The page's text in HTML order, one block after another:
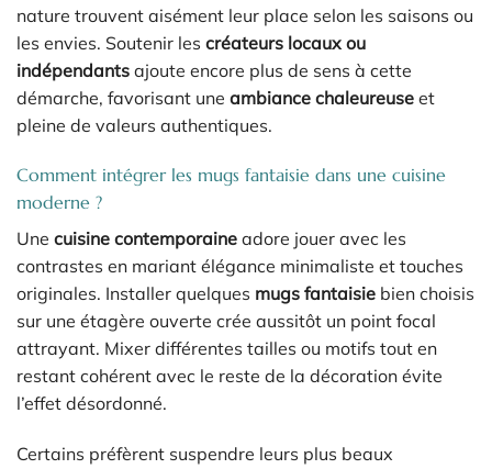
nature trouvent aisément leur place selon les saisons ou
les envies. Soutenir les créateurs locaux ou
indépendants ajoute encore plus de sens à cette
démarche, favorisant une ambiance chaleureuse et
pleine de valeurs authentiques.
Comment intégrer les mugs fantaisie dans une cuisine
moderne ?
Une cuisine contemporaine adore jouer avec les
contrastes en mariant élégance minimaliste et touches
originales. Installer quelques mugs fantaisie bien choisis
sur une étagère ouverte crée aussitôt un point focal
attrayant. Mixer différentes tailles ou motifs tout en
restant cohérent avec le reste de la décoration évite
l’effet désordonné.
Certains préfèrent suspendre leurs plus beaux